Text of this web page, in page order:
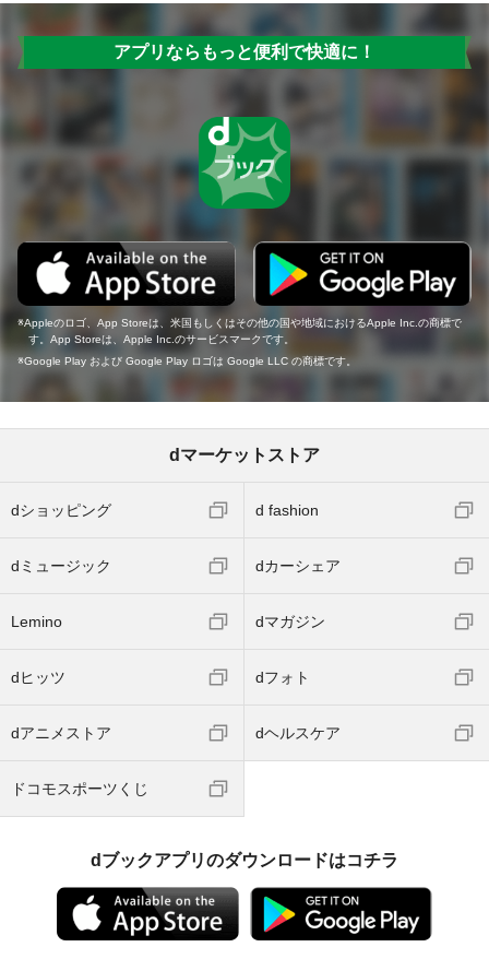
アプリならもっと便利で快適に！
Appleのロゴ、App Storeは、米国もしくはその他の国や地域におけるApple Inc.の商標で
す。App Storeは、Apple Inc.のサービスマークです。
Google Play および Google Play ロゴは Google LLC の商標です。
dマーケットストア
dショッピング d fashion
dミュージック dカーシェア
Lemino dマガジン
dヒッツ dフォト
dアニメストア dヘルスケア
ドコモスポーツくじ
dブックアプリのダウンロードはコチラ